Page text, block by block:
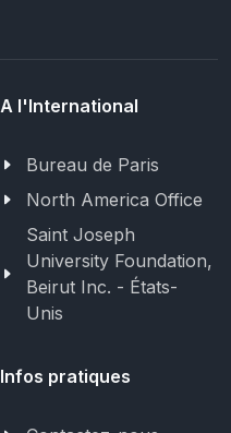
A l'International
Bureau de Paris
North America Office
Saint Joseph
University Foundation,
Beirut Inc. - États-
Unis
Infos pratiques